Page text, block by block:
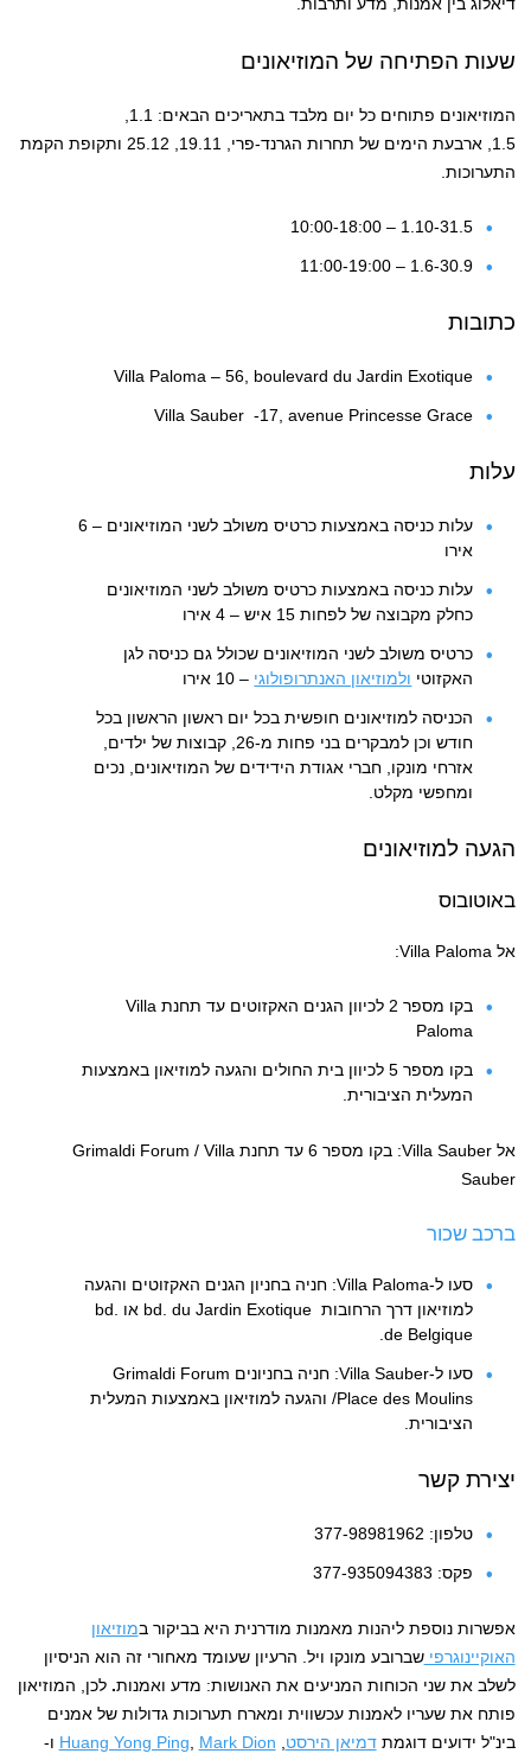
שעות הפתיחה של המוזיאונים
1.5, ארבעת הימים של תחרות הגרנד-פרי, 19.11, 25.12 ותקופת הקמת
התערוכות.
1.10-31.5 – 10:00-18:00
1.6-30.9 – 11:00-19:00
כתובות
Villa Paloma – 56, boulevard du Jardin Exotique
Villa Sauber -17, avenue Princesse Grace
עלות
עלות כניסה באמצעות כרטיס משולב לשני המוזיאונים – 6
אירו
עלות כניסה באמצעות כרטיס משולב לשני המוזיאונים
כחלק מקבוצה של לפחות 15 איש – 4 אירו
כרטיס משולב לשני המוזיאונים שכולל גם כניסה לגן
האקזוטי ולמוזיאון האנתרופולוגי – 10 אירו
הכניסה למוזיאונים חופשית בכל יום ראשון הראשון בכל
חודש וכן למבקרים בני פחות מ-26, קבוצות של ילדים,
אזרחי מונקו, חברי אגודת הידידים של המוזיאונים, נכים
ומחפשי מקלט.
הגעה למוזיאונים
באוטובוס
אל Villa Paloma:
בקו מספר 2 לכיוון הגנים האקזוטים עד תחנת Villa
Paloma
בקו מספר 5 לכיוון בית החולים והגעה למוזיאון באמצעות
המעלית הציבורית.
אל Villa Sauber: בקו מספר 6 עד תחנת Grimaldi Forum / Villa
Sauber
ברכב שכור
סעו ל-Villa Paloma: חניה בחניון הגנים האקזוטים והגעה
למוזיאון דרך הרחובות bd. du Jardin Exotique או bd.
de Belgique.
סעו ל-Villa Sauber: חניה בחניונים Grimaldi Forum
/Place des Moulins והגעה למוזיאון באמצעות המעלית
הציבורית.
יצירת קשר
טלפון: 377-98981962
פקס: 377-935094383
אפשרות נוספת ליהנות מאמנות מודרנית היא בביקור במוזיאון
האוקיינוגרפישברובע מונקו ויל. הרעיון שעומד מאחורי זה הוא הניסיון
לשלב את שני הכוחות המניעים את האנושות: מדע ואמנות.לכן, המוזיאון
פותח את שעריו לאמנות עכשווית ומארח תערוכות גדולות של אמנים
בינ"ל ידועים דוגמתדמיאן הירסט Huang Yong Ping Mark Dion
ו-